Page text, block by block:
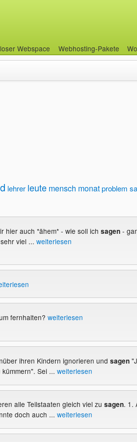
Webspace Webhosting-Pakete
lehrer leute mensch monatproblem
hier auch *ähem* - wie soll ich sagen-
viel ... weiterlesen
fernhalten? weiterlesen
ihren Kindern ignorieren und sagen
Sei ... weiterlesen
alle Teilstaaten gleich viel zu sagen. 1.
doch auch ... weiterlesen